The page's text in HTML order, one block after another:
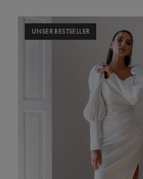
UNSER BESTSELLER